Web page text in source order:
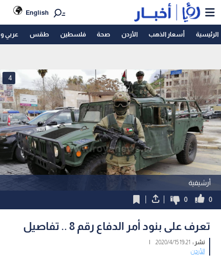
English
الرئيسية أسعار الذهب الأردن صحة فلسطين طقس عربي
أرشيفية
4
0
0
تعرف على بنود أمر الدفاع رقم 8 .. تفاصيل
نشر : 19:21 2020/4/15
|
الأردن